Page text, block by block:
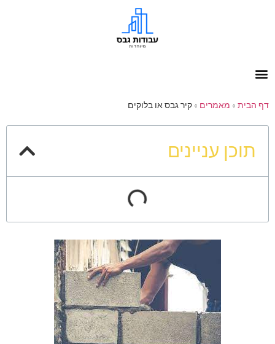
דף הבית » מאמרים » קיר גבס או בלוקים
תוכן עניינים